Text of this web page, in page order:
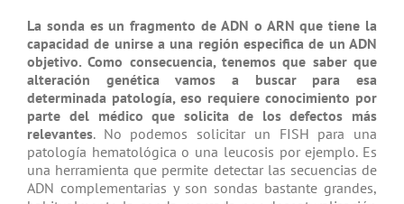
La sonda es un fragmento de ADN o ARN que tiene la
capacidad de unirse a una región especifica de un ADN
objetivo. Como consecuencia, tenemos que saber que
alteración genética vamos a buscar para esa
determinada patología, eso requiere conocimiento por
parte del médico que solicita de los defectos más
relevantes. No podemos solicitar un FISH para una
patología hematológica o una leucosis por ejemplo. Es
una herramienta que permite detectar las secuencias de
ADN complementarias y son sondas bastante grandes,